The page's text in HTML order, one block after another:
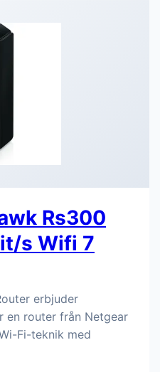
Rs300
s Wifi 7
erbjuder
en router från Netgear
Fi-teknik med